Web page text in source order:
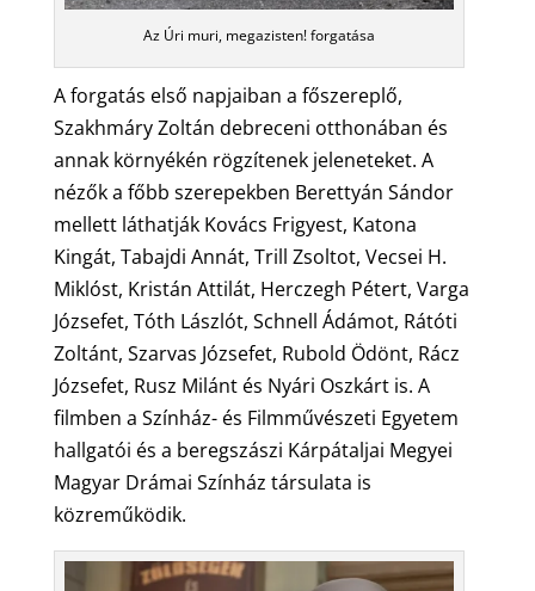
Az Úri muri, megazisten! forgatása
A forgatás első napjaiban a főszereplő,
Szakhmáry Zoltán debreceni otthonában és
annak környékén rögzítenek jeleneteket. A
nézők a főbb szerepekben Berettyán Sándor
mellett láthatják Kovács Frigyest, Katona
Kingát, Tabajdi Annát, Trill Zsoltot, Vecsei H.
Miklóst, Kristán Attilát, Herczegh Pétert, Varga
Józsefet, Tóth Lászlót, Schnell Ádámot, Rátóti
Zoltánt, Szarvas Józsefet, Rubold Ödönt, Rácz
Józsefet, Rusz Milánt és Nyári Oszkárt is. A
filmben a Színház- és Filmművészeti Egyetem
hallgatói és a beregszászi Kárpátaljai Megyei
Magyar Drámai Színház társulata is
közreműködik.